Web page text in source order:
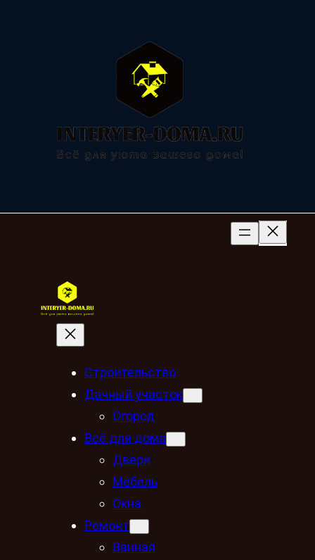
Строительство
Дачный участок
Огород
Всё для дома
Двери
Мебель
Окна
Ремонт
Ванная